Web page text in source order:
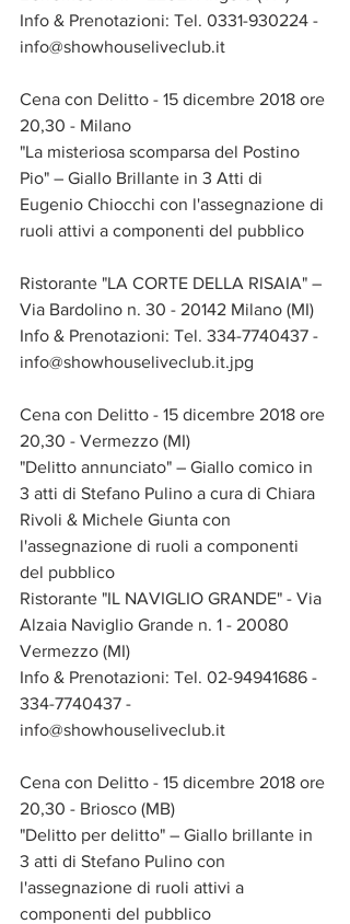
Info & Prenotazioni: Tel. 0331-930224 -
info@showhouseliveclub.it
Cena con Delitto - 15 dicembre 2018 ore
20,30 - Milano
"La misteriosa scomparsa del Postino
Pio" – Giallo Brillante in 3 Atti di
Eugenio Chiocchi con l'assegnazione di
ruoli attivi a componenti del pubblico
Ristorante "LA CORTE DELLA RISAIA" –
Via Bardolino n. 30 - 20142 Milano (MI)
Info & Prenotazioni: Tel. 334-7740437 -
info@showhouseliveclub.it.jpg
Cena con Delitto - 15 dicembre 2018 ore
20,30 - Vermezzo (MI)
"Delitto annunciato" – Giallo comico in
3 atti di Stefano Pulino a cura di Chiara
Rivoli & Michele Giunta con
l'assegnazione di ruoli a componenti
del pubblico
Ristorante "IL NAVIGLIO GRANDE" - Via
Alzaia Naviglio Grande n. 1 - 20080
Vermezzo (MI)
Info & Prenotazioni: Tel. 02-94941686 -
334-7740437 -
info@showhouseliveclub.it
Cena con Delitto - 15 dicembre 2018 ore
20,30 - Briosco (MB)
"Delitto per delitto" – Giallo brillante in
3 atti di Stefano Pulino con
l'assegnazione di ruoli attivi a
componenti del pubblico